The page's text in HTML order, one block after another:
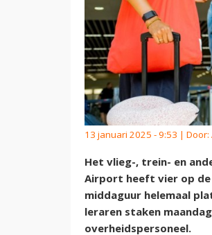
13 januari 2025 - 9:53 | Door:
Het vlieg-, trein- en
Airport heeft vier op
middaguur helemaal
leraren staken
overheidspersoneel.